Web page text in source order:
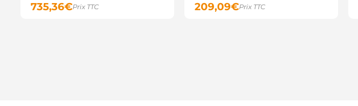
735,36€Prix TTC 209,09€Prix TTC